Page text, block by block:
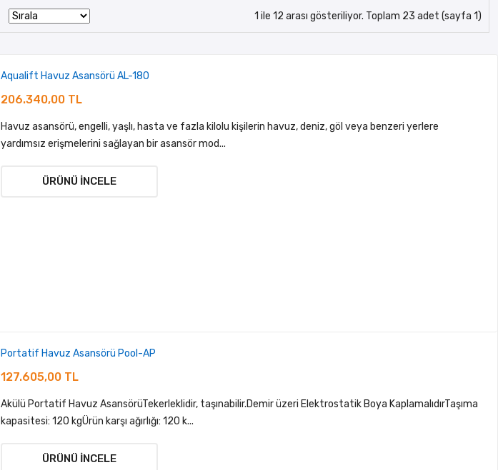
1 ile 12 arası gösteriliyor. Toplam 23 adet (sayfa 1)
Aqualift Havuz Asansörü AL-180
206.340,00 TL
Havuz asansörü, engelli, yaşlı, hasta ve fazla kilolu kişilerin havuz, deniz, göl veya benzeri yerlere
yardımsız erişmelerini sağlayan bir asansör mod...
ÜRÜNÜ İNCELE
Portatif Havuz Asansörü Pool-AP
127.605,00 TL
Akülü Portatif Havuz AsansörüTekerleklidir, taşınabilir.Demir üzeri Elektrostatik Boya KaplamalıdırTaşıma
kapasitesi: 120 kgÜrün karşı ağırlığı: 120 k...
ÜRÜNÜ İNCELE